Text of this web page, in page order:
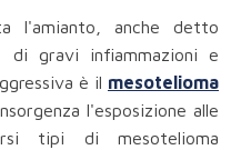
l'amianto, anche detto
di gravi infiammazioni e
è il mesotelioma
l'esposizione alle
tipi di mesotelioma